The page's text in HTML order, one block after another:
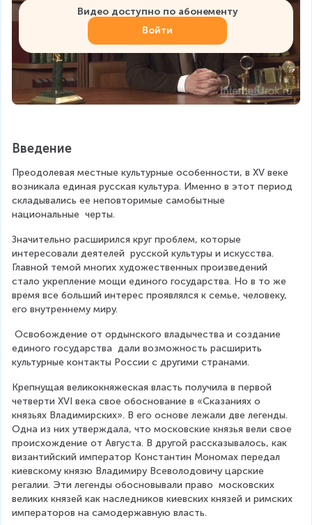
Видео доступно по абонементу
Войти
Введение
Преодолевая местные культурные особенности, в XV веке
возникала единая русская культура. Именно в этот период
складывались ее неповторимые самобытные
национальные  черты.
Значительно расширился круг проблем, которые
интересовали деятелей  русской культуры и искусства.
Главной темой многих художественных произведений
стало укрепление мощи единого государства. Но в то же
время все больший интерес проявлялся к семье, человеку,
его внутреннему миру.
Освобождение от ордынского владычества и создание
единого государства  дали возможность расширить
культурные контакты России с другими странами.
Крепнущая великокняжеская власть получила в первой
четверти XVI века свое обоснование в «Сказаниях о
князьях Владимирских». В его основе лежали две легенды.
Одна из них утверждала, что московские князья вели свое
происхождение от Августа. В другой рассказывалось, как
византийский император Константин Мономах передал
киевскому князю Владимиру Всеволодовичу царские
регалии. Эти легенды обосновывали право  московских
великих князей как наследников киевских князей и римских
императоров на самодержавную власть.